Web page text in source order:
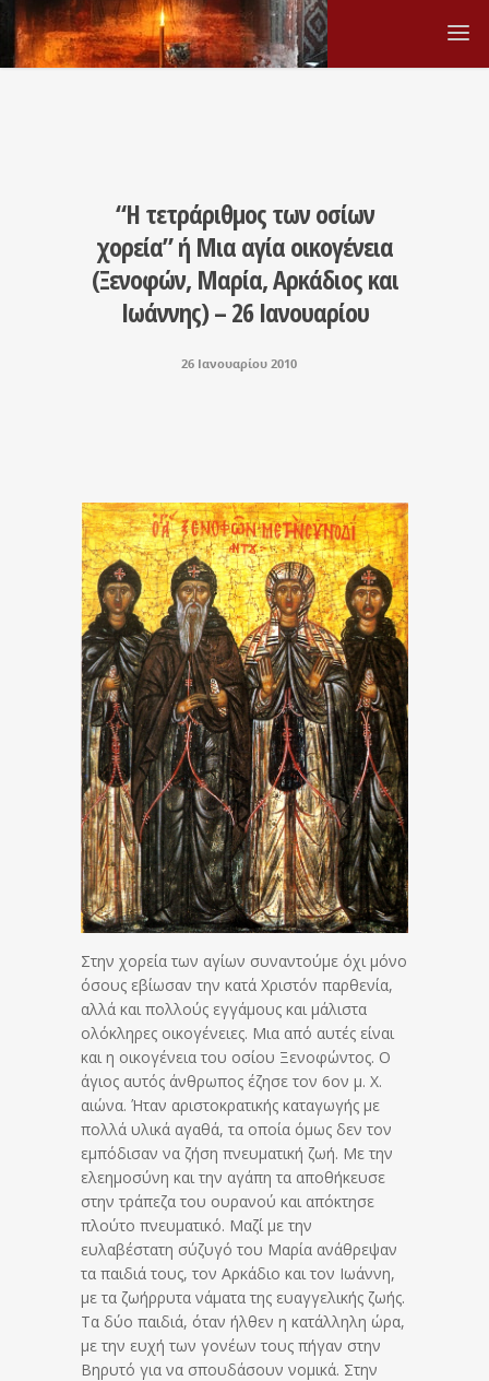
“Η τετράριθμος των οσίων
χορεία” ή Μια αγία οικογένεια
(Ξενοφών, Μαρία, Αρκάδιος και
Ιωάννης) – 26 Ιανουαρίου
26 Ιανουαρίου 2010
Στην χορεία των αγίων συναντούμε όχι μόνο
όσους εβίωσαν την κατά Χριστόν παρθενία,
αλλά και πολλούς εγγάμους και μάλιστα
ολόκληρες οικογένειες. Μια από αυτές είναι
και η οικογένεια του οσίου Ξενοφώντος. Ο
άγιος αυτός άνθρωπος έζησε τον 6ον μ. Χ.
αιώνα. Ήταν αριστοκρατικής καταγωγής με
πολλά υλικά αγαθά, τα οποία όμως δεν τον
εμπόδισαν να ζήση πνευματική ζωή. Με την
ελεημοσύνη και την αγάπη τα αποθήκευσε
στην τράπεζα του ουρανού και απόκτησε
πλούτο πνευματικό. Μαζί με την
ευλαβέστατη σύζυγό του Μαρία ανάθρεψαν
τα παιδιά τους, τον Αρκάδιο και τον Ιωάννη,
με τα ζωήρρυτα νάματα της ευαγγελικής ζωής.
Τα δύο παιδιά, όταν ήλθεν η κατάλληλη ώρα,
με την ευχή των γονέων τους πήγαν στην
Βηρυτό για να σπουδάσουν νομικά. Στην